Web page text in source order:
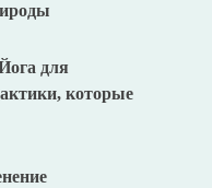
для
которые